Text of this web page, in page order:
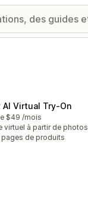
AI Virtual Try‑On
$49 /mois
virtuel à partir de photos
de produits